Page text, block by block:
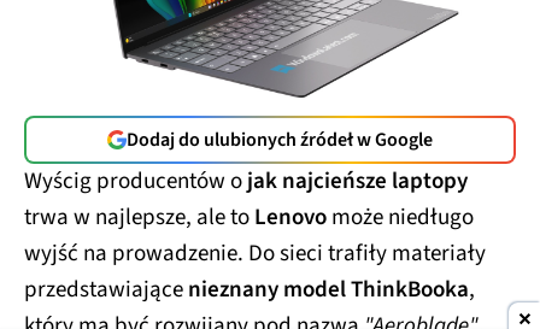
Dodaj do ulubionych źródeł w Google
Wyścig producentów ojak najcieńsze laptopy
trwa w najlepsze, ale toLenovomoże niedługo
wyjść na prowadzenie. Do sieci trafiły materiały
przedstawiającenieznany model ThinkBooka,
który ma być rozwijany pod nazwą "Aeroblade".